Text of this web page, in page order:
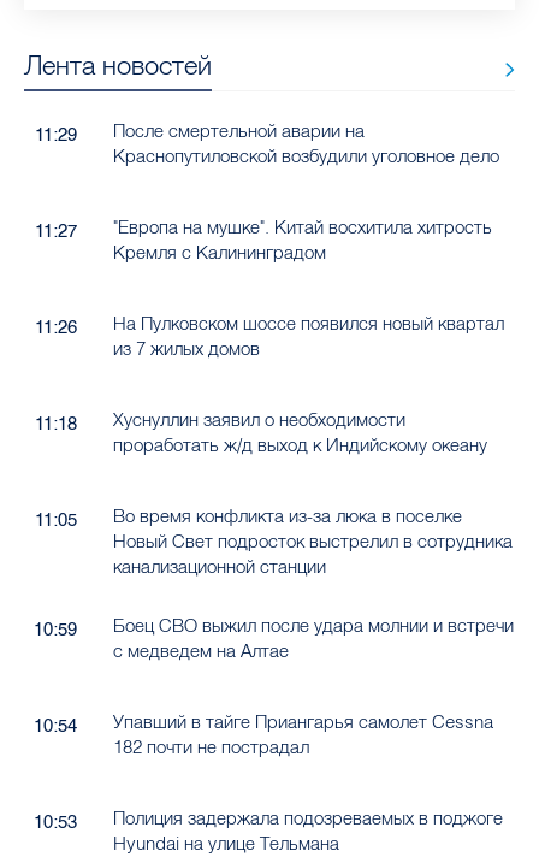
Лента новостей
11:29
После смертельной аварии на
Краснопутиловской возбудили уголовное дело
11:27
"Европа на мушке". Китай восхитила хитрость
Кремля с Калининградом
11:26
На Пулковском шоссе появился новый квартал
из 7 жилых домов
11:18
Хуснуллин заявил о необходимости
проработать ж/д выход к Индийскому океану
11:05
Во время конфликта из-за люка в поселке
Новый Свет подросток выстрелил в сотрудника
канализационной станции
10:59
Боец СВО выжил после удара молнии и встречи
с медведем на Алтае
10:54
Упавший в тайге Приангарья самолет Cessna
182 почти не пострадал
10:53
Полиция задержала подозреваемых в поджоге
Hyundai на улице Тельмана